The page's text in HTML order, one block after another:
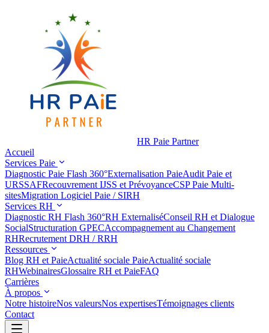
HR Paie Partner
Accueil
Services Paie
Diagnostic Paie Flash 360°Externalisation PaieAudit Paie et
URSSAFRecouvrement IJSS et PrévoyanceCSP Paie Multi-
sitesMigration Logiciel Paie / SIRH
Services RH
Diagnostic RH Flash 360°RH ExternaliséConseil RH et Dialogue
SocialStructuration GPECAccompagnement au Changement
RHRecrutement DRH / RRH
Ressources
Blog RH et PaieActualité sociale PaieActualité sociale
RHWebinairesGlossaire RH et PaieFAQ
Carrières
À propos
Notre histoireNos valeursNos expertisesTémoignages clients
Contact